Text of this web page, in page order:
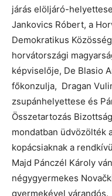
járás elöljáró-
Jankovics Róbert, a
Demokratikus
horvátországi
képviselője, De Blasio
főkonzulja, Dragan
zsupánhelyettese és
Összetartozás
mondatban üdvözölték
kopácsiaknak a
Majd Pánczél Károly
négygyermekes
gyermekével várandós.